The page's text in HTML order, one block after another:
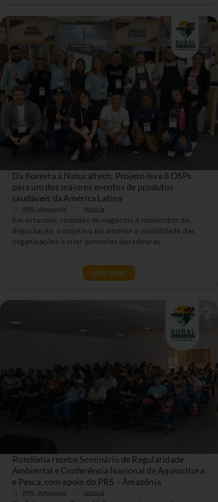
Da floresta à Naturaltech: Projeto leva 8 OSPs
para um dos maiores eventos de produtos
saudáveis da América Latina
PRS - Amazônia Noticia
Em estandes, rodadas de negócios e momentos de
degustação, o objetivo foi ampliar a visibilidade das
organizações e criar parcerias duradouras
LEIA MAIS
Rondônia recebe Seminário de Regularidade
Ambiental e Conferência Nacional de Aquicultura
e Pesca, com apoio do PRS – Amazônia
PRS - Amazônia Noticia